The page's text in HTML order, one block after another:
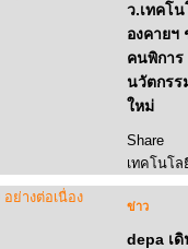
ว.เทคโ
องคายฯ
คนพิการ
นวัตกรร
ใหม่
Share
เทคโนโล
หนองคา
ข่าว
depa เ